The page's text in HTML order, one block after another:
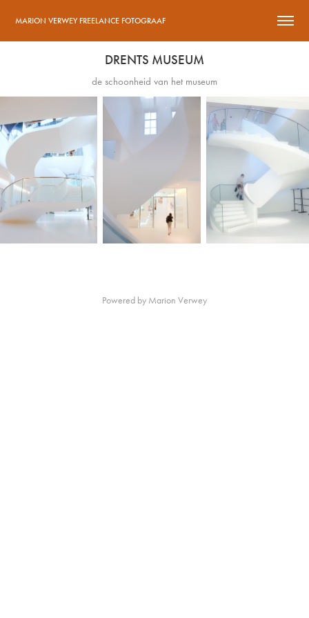
MARION VERWEY FREELANCE FOTOGRAAF
DRENTS MUSEUM
de schoonheid van het museum
Powered by Marion Verwey